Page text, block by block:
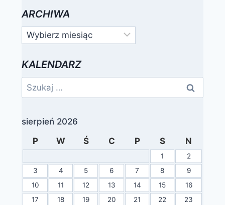
ARCHIWA
Archiwa
KALENDARZ
Szukaj:
sierpień 2026
P
W Ś C P S N
1
2
3
4 5 6 7 8
9
10
11 12 13 14 15
16
17
18 19 20 21 22
23